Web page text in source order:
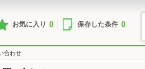
お気に入り 0 保存した条件 0
合わせ